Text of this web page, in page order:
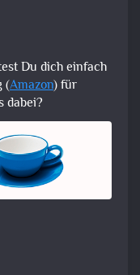
Du dich einfach
(Amazon) für
dabei?